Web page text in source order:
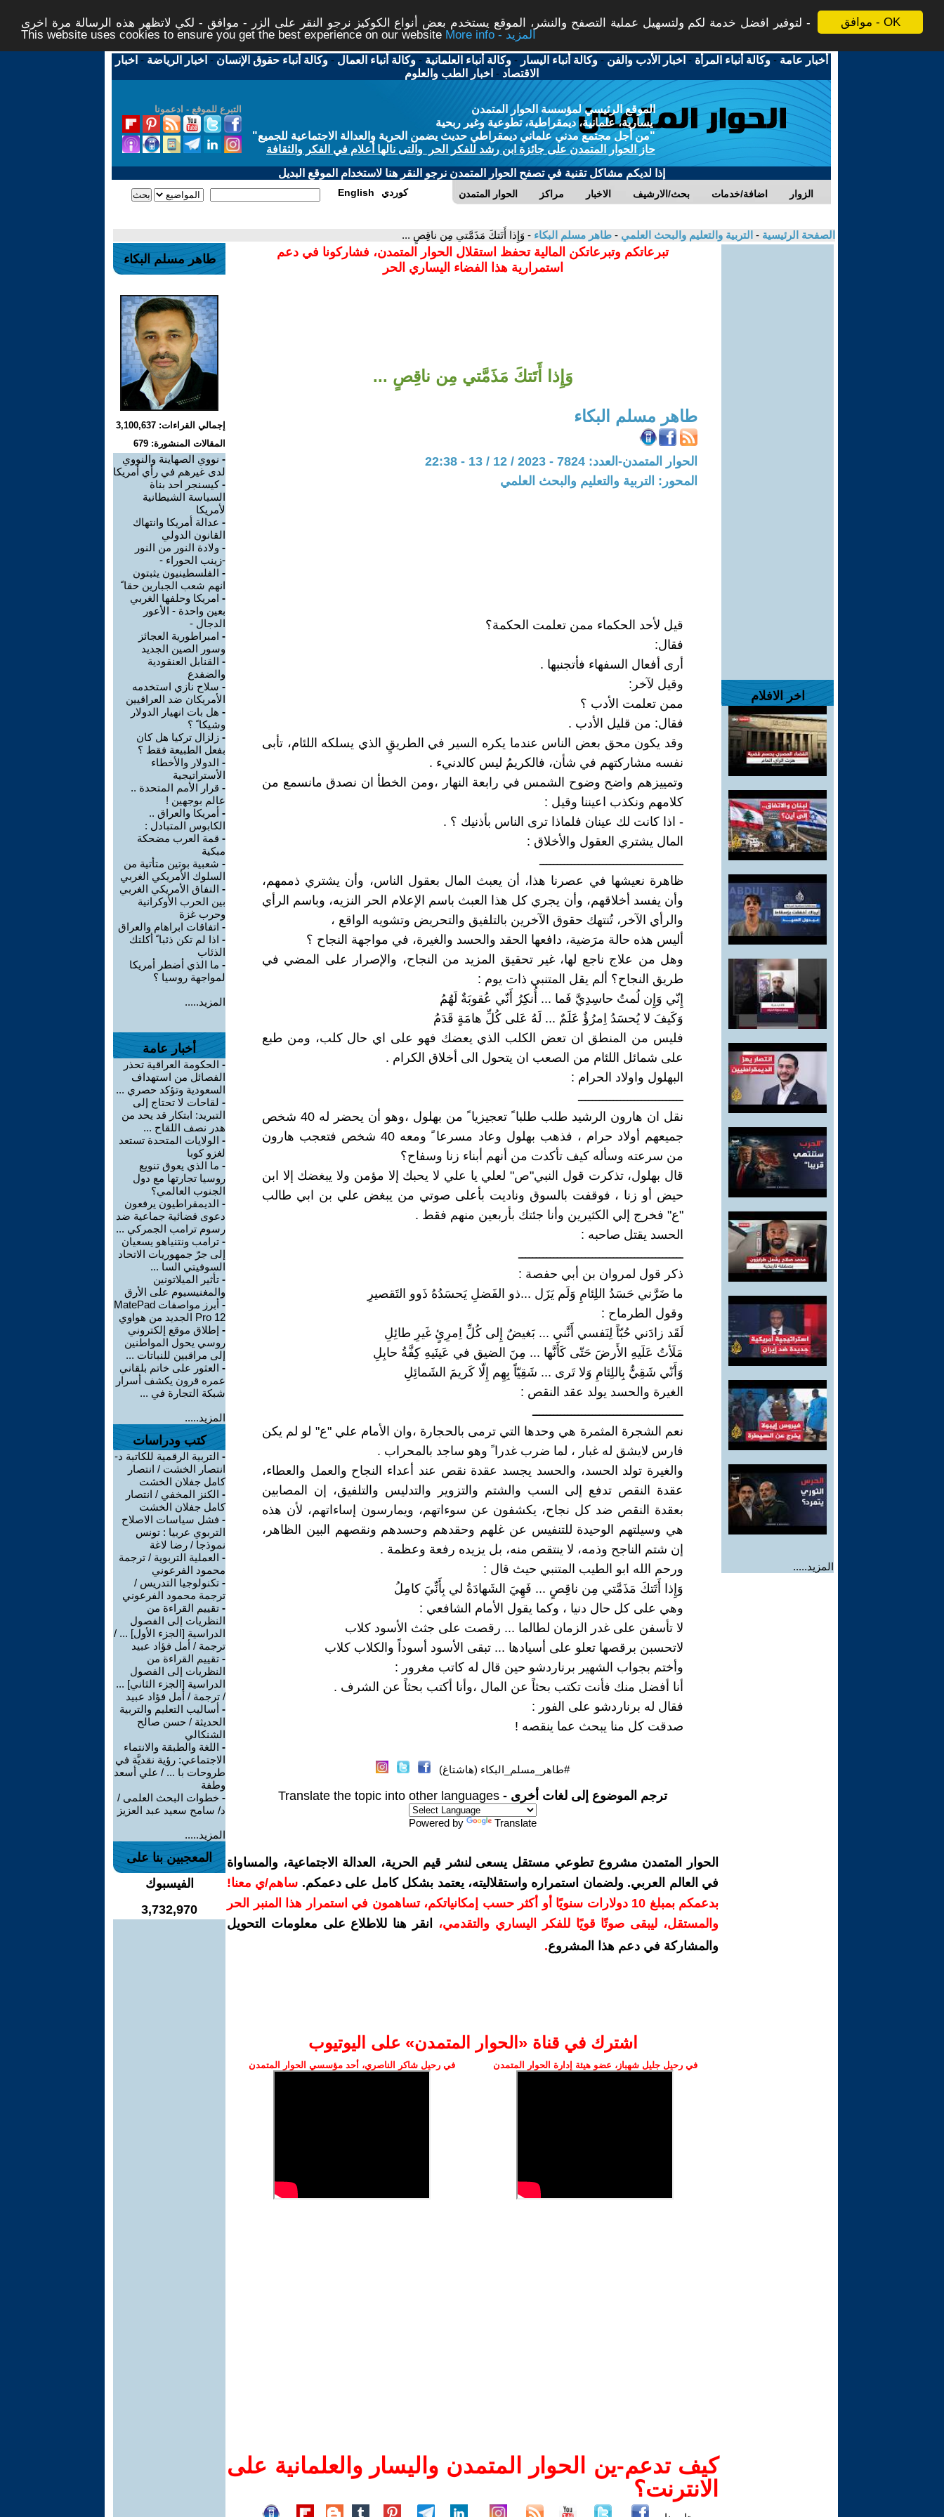
موافق - OK
لتوفير افضل خدمة لكم ولتسهيل عملية التصفح والنشر، الموقع يستخدم بعض أنواع الكوكيز نرجو النقر على الزر - موافق - لكي لاتظهر هذه الرسالة مرة اخرى -
This website uses cookies to ensure you get the best experience on our website
More info - المزيد
أخبار عامة -وكالة أنباء المرأة - اخبار الأدب والفن -وكالة أنباء اليسار -وكالة أنباء العلمانية -وكالة أنباء العمال -وكالة أنباء حقوق الإنسان - اخبار الرياضة - اخبار
الاقتصاد - اخبار الطب والعلوم
التبرع للموقع - ادعمونا
الموقع الرئيسي لمؤسسة الحوار المتمدن
يسارية، علمانية، ديمقراطية، تطوعية وغير ربحية
"من أجل مجتمع مدني علماني ديمقراطي حديث يضمن الحرية والعدالة الاجتماعية للجميع"
حاز الحوار المتمدن على جائزة ابن رشد للفكر الحر والتى نالها أعلام في الفكر والثقافة
إذا لديكم مشاكل تقنية في تصفح الحوار المتمدن نرجو النقر هنا لاستخدام الموقع البديل
الحوار المتمدن مراكز الاخبار بحث/الارشيف اضافة/خدمات الزوار English كوردي
الصفحة الرئيسية - التربية والتعليم والبحث العلمي - طاهر مسلم البكاء - وَإِذا أَتَتكَ مَذَمَّتي مِن ناقِصٍ ...
اخر الافلام
المزيد.....
تبرعاتكم وتبرعاتكن المالية تحفظ استقلال الحوار المتمدن، فشاركونا في دعم
استمرارية هذا الفضاء اليساري الحر
وَإِذا أَتَتكَ مَذَمَّتي مِن ناقِصٍ ...
طاهر مسلم البكاء
الحوار المتمدن-العدد: 7824 - 2023 / 12 / 13 - 22:38
المحور: التربية والتعليم والبحث العلمي
قيل لأحد الحكماء ممن تعلمت الحكمة؟
فقال:
أرى أفعال السفهاء فأتجنبها .
وقيل لآخر:
ممن تعلمت الأدب ؟
فقال: من قليل الأدب .
وقد يكون محق بعض الناس عندما يكره السير في الطريقٍ الذي يسلكه اللئام، تأبى
نفسه مشاركتهم في شأن، فالكريمُ ليس كالدنيء .
وتمييزهم واضح وضوح الشمس في رابعة النهار ،ومن الخطأ ان نصدق مانسمع من
كلامهم ونكذب اعيننا وقيل :
- اذا كانت لك عينان فلماذا ترى الناس بأذنيك ؟ .
المال يشتري العقول والأخلاق :
ـــــــــــــــــــــــــــــــــــــــــ
ظاهرة نعيشها في عصرنا هذا، أن يعبث المال بعقول الناس، وأن يشتري ذممهم،
وأن يفسد أخلاقهم، وأن يجري كل هذا العبث باسم الإعلام الحر النزيه، وباسم الرأي
والرأي الآخر، تُنتهك حقوق الآخرين بالتلفيق والتحريض وتشويه الواقع ،
أليس هذه حالة مرَضية، دافعها الحقد والحسد والغيرة، في مواجهة النجاح ؟
وهل من علاج ناجع لها، غير تحقيق المزيد من النجاح، والإصرار على المضي في
طريق النجاح؟ ألم يقل المتنبي ذات يوم :
إِنّي وَإِن لُمتُ حاسِدِيَّ فَما ... أُنكِرُ أَنّي عُقوبَةٌ لَهُمُ
وَكَيفَ لا يُحسَدُ اِمرُؤٌ عَلَمٌ ... لَهُ عَلى كُلِّ هامَةٍ قَدَمُ
فليس من المنطق ان تعض الكلب الذي يعضك فهو على اي حال كلب، ومن طبع
على شمائل اللئام من الصعب ان يتحول الى أخلاق الكرام .
البهلول واولاد الحرام :
ــــــــــــــــــــــــــــــ
نقل ان هارون الرشيد طلب طلبا ً تعجيزيا ً من بهلول ،وهو أن يحضر له 40 شخص
جميعهم أولاد حرام ، فذهب بهلول وعاد مسرعا ً ومعه 40 شخص فتعجب هارون
من سرعته وسأله كيف تأكدت من أنهم أبناء زنا وسفاح؟
قال بهلول، تذكرت قول النبي"ص" لعلي يا علي لا يحبك إلا مؤمن ولا يبغضك إلا ابن
حيض أو زنا ، فوقفت بالسوق وناديت بأعلى صوتي من يبغض علي بن ابي طالب
"ع" فخرج إلي الكثيرين وأنا جئتك بأربعين منهم فقط .
الحسد يقتل صاحبه :
ـــــــــــــــــــــــــــــــــــــــــــــــ
ذكر قول لمروان بن أبي حفصة :
ما ضَرَّني حَسَدُ اللِئامِ وَلَم يَزَل ...ذو الفَضلِ يَحسَدُهُ ذَوو التَقصيرِ
وقول الطرماح :
لَقَد زادَني حُبّاً لِنَفسي أَنَّني ... بَغيضٌ إِلى كُلِّ اِمرِئٍ غَيرِ طائِلِ
مَلَأتُ عَلَيهِ الأَرضَ حَتّى كَأَنَّها ... مِنَ الضيق في عَينَيهِ كِفَّةُ حابِلِ
وَأَنّي شَقِيٌّ بِاللِئامِ وَلا تَرى ... شَقِيّاً بِهِم إِلّا كَريمَ الشَمائِلِ
الغيرة والحسد يولد عقد النقص :
ـــــــــــــــــــــــــــــــــــــــــــ
نعم الشجرة المثمرة هي وحدها التي ترمى بالحجارة ،وان الأمام علي "ع" لو لم يكن
فارس لايشق له غبار ، لما ضرب غدرا ً وهو ساجد بالمحراب .
والغيرة تولد الحسد، والحسد يجسد عقدة نقص عند أعداء النجاح والعمل والعطاء،
عقدة النقص تدفع إلى السب والشتم والتزوير والتدليس والتلفيق، إن المصابين
بعقدة النقص ضد كل نجاح، يكشفون عن سوءاتهم، ويمارسون إساءاتهم، لأن هذه
هي وسيلتهم الوحيدة للتنفيس عن غلهم وحقدهم وحسدهم ونقصهم البين الظاهر،
إن شتم الناجح وذمه، لا ينتقص منه، بل يزيده رفعة وعظمة .
ورحم الله ابو الطيب المتنبي حيث قال :
وَإِذا أَتَتكَ مَذَمَّتي مِن ناقِصٍ ... فَهِيَ الشَهادَةُ لي بِأَنِّيَ كامِلُ
وهي على كل حال دنيا ، وكما يقول الأمام الشافعي :
لا تأسفن على غدر الزمان لطالما ... رقصت على جثث الأسود كلاب
لاتحسبن برقصها تعلو على أسيادها ... تبقى الأسود أسوداً والكلاب كلاب
وأختم بجواب الشهير برناردشو حين قال له كاتب مغرور :
أنا أفضل منك فأنت تكتب بحثاً عن المال ،وأنا أكتب بحثاً عن الشرف .
فقال له برناردشو على الفور :
صدقت كل منا يبحث عما ينقصه !
#طاهر_مسلم_البكاء (هاشتاغ)
ترجم الموضوع إلى لغات أخرى - Translate the topic into other languages
Powered by Translate
الحوار المتمدن مشروع تطوعي مستقل يسعى لنشر قيم الحرية، العدالة الاجتماعية، والمساواة
في العالم العربي. ولضمان استمراره واستقلاليته، يعتمد بشكل كامل على دعمكم. ساهم/ي معنا!
بدعمكم بمبلغ 10 دولارات سنويًا أو أكثر حسب إمكانياتكم، تساهمون في استمرار هذا المنبر الحر
والمستقل، ليبقى صوتًا قويًا للفكر اليساري والتقدمي،
انقر هنا للاطلاع على معلومات التحويل
والمشاركة في دعم هذا المشروع.
اشترك في قناة ‫«الحوار المتمدن» على اليوتيوب
في رحيل جليل شهباز، عضو هيئة إدارة الحوار المتمدن في رحيل شاكر الناصري، أحد مؤسسي الحوار المتمدن
كيف تدعم-ين الحوار المتمدن واليسار والعلمانية على
الانترنت؟
طاهر مسلم البكاء
إجمالي القراءات: 3,100,637
المقالات المنشورة: 679
- نووي الصهاينة والنووي
لدى غيرهم في رأي أمريكا
-كيسنجر احد بناة
السياسة الشيطانية
لأمريكا
- عدالة أمريكا وانتهاك
القانون الدولي
- ولادة النور من النور
-زينب الحوراء -
- الفلسطينيون يثبتون
انهم شعب الجبارين حقا ً
- امريكا وحلفها الغربي
بعين واحدة - الأعور
الدجال -
- امبراطورية العجائز
وسور الصين الجديد
- القنابل العنقودية
والضفدع
- سلاح نازي استخدمه
الأمريكان ضد العراقيين
- هل بات انهيار الدولار
وشيكا ً ؟
- زلزال تركيا هل كان
بفعل الطبيعة فقط ؟
- الدولار والأخطاء
الأستراتيجية
- قرار الأمم المتحدة ..
عالم بوجهين !
- أمريكا والعراق ..
الكابوس المتبادل :
- قمة العرب مضحكة
مبكية
- شعبية بوتين متأتية من
السلوك الأمريكي الغربي
- النفاق الأمريكي الغربي
بين الحرب الأوكرانية
وحرب غزة
- اتفاقات ابراهام والعراق
- اذا لم تكن ذئبا ً أكلتك
الذئاب
- ما الذي أضطر أمريكا
لمواجهة روسيا ؟
المزيد.....
أخبار عامة
- الحكومة العراقية تحذر
الفصائل من استهداف
السعودية وتؤكد حصري ...
- لقاحات لا تحتاج إلى
التبريد: ابتكار قد يحد من
هدر نصف اللقاح ...
- الولايات المتحدة تستعد
لغزو كوبا
- ما الذي يعوق تنويع
روسيا تجارتها مع دول
الجنوب العالمي؟
- الديمقراطيون يرفعون
دعوى قضائية جماعية ضد
رسوم ترامب الجمركي ...
- ترامب ونتنياهو يسعيان
إلى جرّ جمهوريات الاتحاد
السوفيتي السا ...
- تأثير الميلاتونين
والمغنيسيوم على الأرق
-
أبرز مواصفات MatePad
Pro 12 الجديد من هواوي
- إطلاق موقع إلكتروني
روسي يحول المواطنين
إلى مراقبين للنباتات ...
- العثور على خاتم بلقاني
عمره قرون يكشف أسرار
شبكة التجارة في ...
المزيد.....
كتب ودراسات
- التربية الرقمية للكاتبة د-
انتصار الخشت / انتصار
كامل جفلان الخشت
- الكنز المخفي / انتصار
كامل جفلان الخشت
- فشل سياسات الاصلاح
التربوي عربيا : تونس
نموذجا / رضا لاغة
- العملية التربوية / ترجمة
محمود الفرعوني
- تكنولوجيا التدريس /
ترجمة محمود الفرعوني
- تقييم القراءة من
النظريات إلى الفصول
الدراسية [الجزء الأول] ... /
ترجمة / أمل فؤاد عبيد
- تقييم القراءة من
النظريات إلى الفصول
الدراسية [الجزء الثاني] ...
/ ترجمة / أمل فؤاد عبيد
- أساليب التعليم والتربية
الحديثة / حسن صالح
الشنكالي
- اللغة والطبقة والانتماء
الاجتماعي: رؤية نقديَّة في
طروحات با ... / علي أسعد
وطفة
- خطوات البحث العلمى /
د/ سامح سعيد عبد العزيز
المزيد.....
المعجبين بنا على
الفيسبوك
3,732,970